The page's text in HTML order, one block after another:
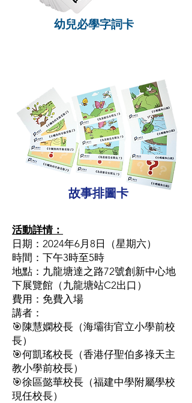
幼兒必學字詞卡
故事排圖卡
活動詳情：
日期：2024年6月8日（星期六）
時間：下午3時至5時
地點：九龍塘達之路72號創新中心地
下展覽館（九龍塘站C2出口）
費用：免費入場
講者：
🎯陳慧嫻校長（海壩街官立小學前校
長）
🎯何凱瑤校長（香港仔聖伯多祿天主
教小學前校長）
🎯徐區懿華校長（福建中學附屬學校
現任校長）